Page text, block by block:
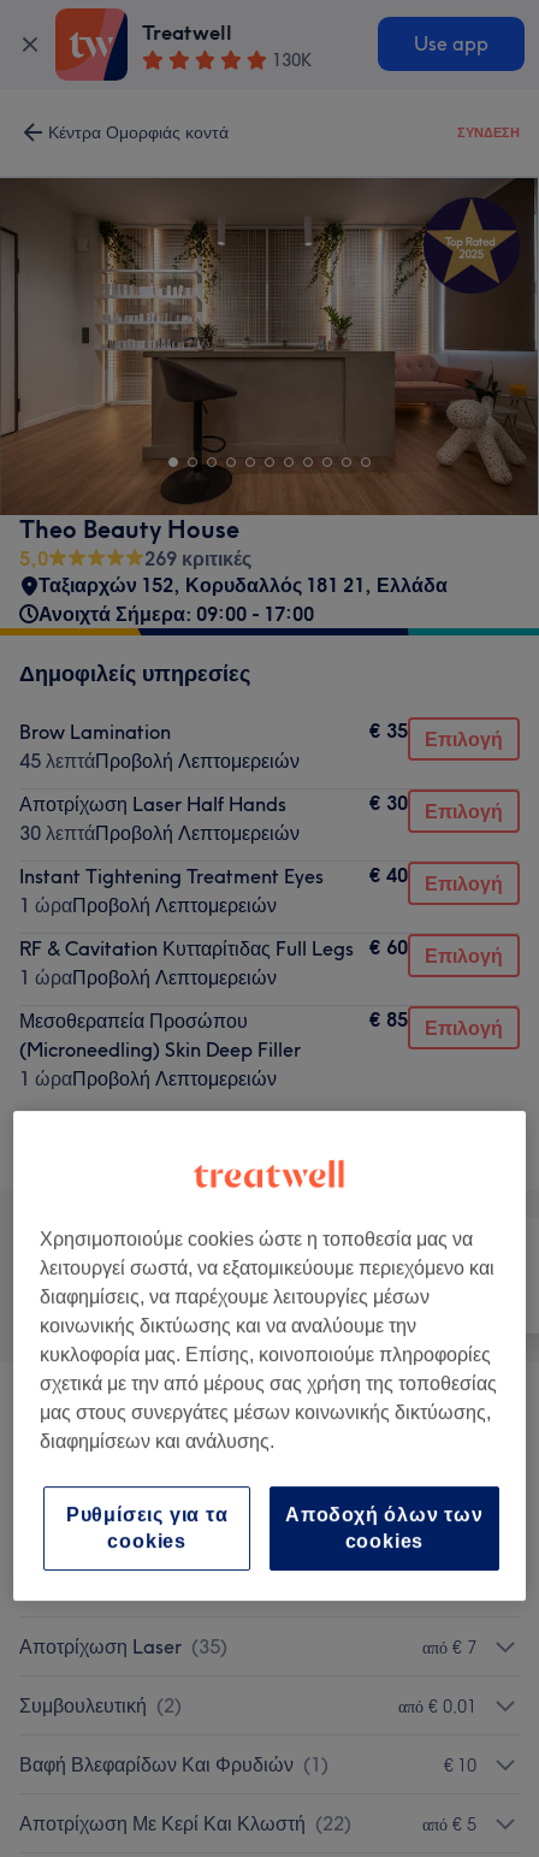
Treatwell
130K
Use app
Κέντρα Ομορφιάς κοντά ΣΎΝΔΕΣΗ
Theo Beauty House
5,0
269 κριτικές
Ταξιαρχών 152, Κορυδαλλός 181 21, Ελλάδα
Ανοιχτά Σήμερα: 09:00 - 17:00
Δημοφιλείς υπηρεσίες
Brow Lamination
45 λεπτάΠροβολή Λεπτομερειών
€ 35 Επιλογή
Αποτρίχωση Laser Half Hands
30 λεπτάΠροβολή Λεπτομερειών
€ 30 Επιλογή
Instant Tightening Treatment Eyes
1 ώραΠροβολή Λεπτομερειών
€ 40 Επιλογή
RF & Cavitation Κυτταρίτιδας Full Legs
1 ώραΠροβολή Λεπτομερειών
€ 60 Επιλογή
Μεσοθεραπεία Προσώπου
(Microneedling) Skin Deep Filler
1 ώραΠροβολή Λεπτομερειών
€ 85 Επιλογή
Όλα Αποτρίχωση
Θεραπείες Προσώπου ( 47) από € 7
Σχηματισμός Και Αποτρίχωση Φρυδιών (5) από € 10
Αποτρίχωση Laser (35) από € 7
Συμβουλευτική (2) από € 0,01
Βαφή Βλεφαρίδων Και Φρυδιών (1) € 10
Αποτρίχωση Με Κερί Και Κλωστή (22) από € 5
Χρησιμοποιούμε cookies ώστε η τοποθεσία μας να
λειτουργεί σωστά, να εξατομικεύουμε περιεχόμενο και
διαφημίσεις, να παρέχουμε λειτουργίες μέσων
κοινωνικής δικτύωσης και να αναλύουμε την
κυκλοφορία μας. Επίσης, κοινοποιούμε πληροφορίες
σχετικά με την από μέρους σας χρήση της τοποθεσίας
μας στους συνεργάτες μέσων κοινωνικής δικτύωσης,
διαφημίσεων και ανάλυσης.
Αποδοχή όλων των
cookies
Ρυθμίσεις για τα
cookies